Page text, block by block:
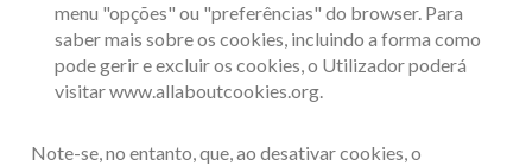
menu "opções" ou "preferências" do browser. Para
saber mais sobre os cookies, incluindo a forma como
pode gerir e excluir os cookies, o Utilizador poderá
visitarwww.allaboutcookies.org.
Note-se, no entanto, que, ao desativar cookies, o